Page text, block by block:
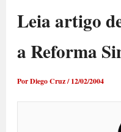
Leia artigo
a Reforma
PorDiego Cruz/12/02/2004